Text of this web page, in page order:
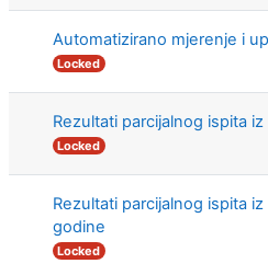
Automatizirano mjerenje i
Locked
Rezultati parcijalnog ispita
Locked
Rezultati parcijalnog ispita
godine
Locked